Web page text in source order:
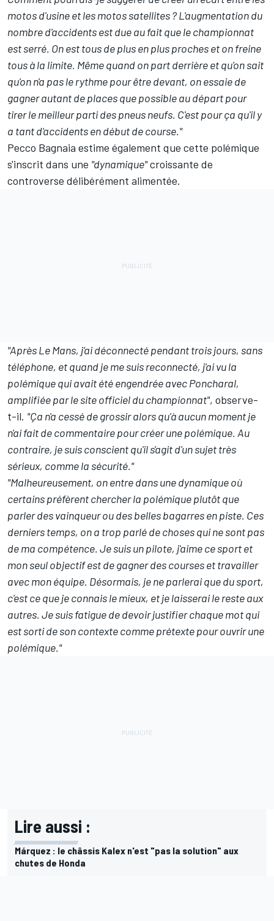
motos d'usine et les motos satellites ? L'augmentation du
nombre d'accidents est due au fait que le championnat
est serré. On est tous de plus en plus proches et on freine
tous à la limite. Même quand on part derrière et qu'on sait
qu'on n'a pas le rythme pour être devant, on essaie de
gagner autant de places que possible au départ pour
tirer le meilleur parti des pneus neufs. C'est pour ça qu'il y
a tant d'accidents en début de course."
Pecco Bagnaia estime également que cette polémique
s'inscrit dans une "dynamique"croissante de
controverse délibérément alimentée.
"Après Le Mans, j'ai déconnecté pendant trois jours, sans
téléphone, et quand je me suis reconnecté, j'ai vu la
polémique qui avait été engendrée avec Poncharal,
amplifiée par le site officiel du championnat", observe-
t-il. "Ça n'a cessé de grossir alors qu'à aucun moment je
n'ai fait de commentaire pour créer une polémique. Au
contraire, je suis conscient qu'il s'agit d'un sujet très
sérieux, comme la sécurité."
"Malheureusement, on entre dans une dynamique où
certains préfèrent chercher la polémique plutôt que
parler des vainqueur ou des belles bagarres en piste. Ces
derniers temps, on a trop parlé de choses qui ne sont pas
de ma compétence. Je suis un pilote, j'aime ce sport et
mon seul objectif est de gagner des courses et travailler
avec mon équipe. Désormais, je ne parlerai que du sport,
c'est ce que je connais le mieux, et je laisserai le reste aux
autres. Je suis fatigue de devoir justifier chaque mot qui
est sorti de son contexte comme prétexte pour ouvrir une
polémique."
Lire aussi :
Márquez : le châssis Kalex n'est "pas la solution" aux
chutes de Honda